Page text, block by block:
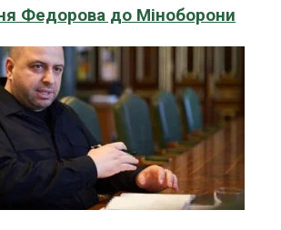
Федорова до Міноборони